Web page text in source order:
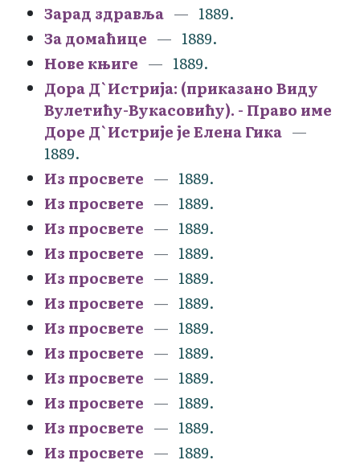
Зарад здравља
1889.
За домаћице
1889.
Нове књиге
1889.
Дора Д`Истрија: (приказано Виду
Вулетићу-Вукасовићу). - Право име
Доре Д`Истрије је Елена Гика
1889.
Из просвете
1889.
Из просвете
1889.
Из просвете
1889.
Из просвете
1889.
Из просвете
1889.
Из просвете
1889.
Из просвете
1889.
Из просвете
1889.
Из просвете
1889.
Из просвете
1889.
Из просвете
1889.
Из просвете
1889.